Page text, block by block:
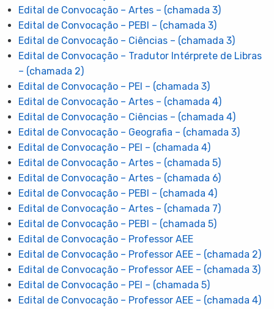
Edital de Convocação – Artes – (chamada 3)
Edital de Convocação – PEBI – (chamada 3)
Edital de Convocação – Ciências – (chamada 3)
Edital de Convocação – Tradutor Intérprete de Libras
– (chamada 2)
Edital de Convocação – PEI – (chamada 3)
Edital de Convocação – Artes – (chamada 4)
Edital de Convocação – Ciências – (chamada 4)
Edital de Convocação – Geografia – (chamada 3)
Edital de Convocação – PEI – (chamada 4)
Edital de Convocação – Artes – (chamada 5)
Edital de Convocação – Artes – (chamada 6)
Edital de Convocação – PEBI – (chamada 4)
Edital de Convocação – Artes – (chamada 7)
Edital de Convocação – PEBI – (chamada 5)
Edital de Convocação – Professor AEE
Edital de Convocação – Professor AEE – (chamada 2)
Edital de Convocação – Professor AEE – (chamada 3)
Edital de Convocação – PEI – (chamada 5)
Edital de Convocação – Professor AEE – (chamada 4)